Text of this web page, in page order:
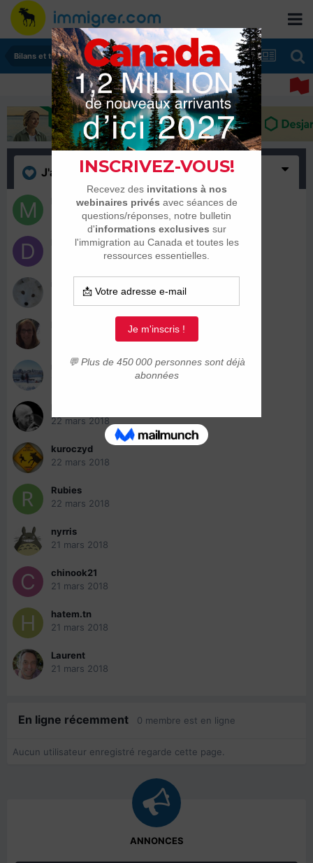
Bilans et tranches de vie
J'aime (12)
Marie68140
21 novembre 2019
Davus
28 juillet 2018
26 juin 2018
mouyah
22 mars 2018
kuroczyd
22 mars 2018
Rubies
22 mars 2018
nyrris
21 mars 2018
chinook21
21 mars 2018
hatem.tn
21 mars 2018
Laurent
21 mars 2018
En ligne récemment 0 membre est en ligne
Aucun utilisateur enregistré regarde cette page.
ANNONCES